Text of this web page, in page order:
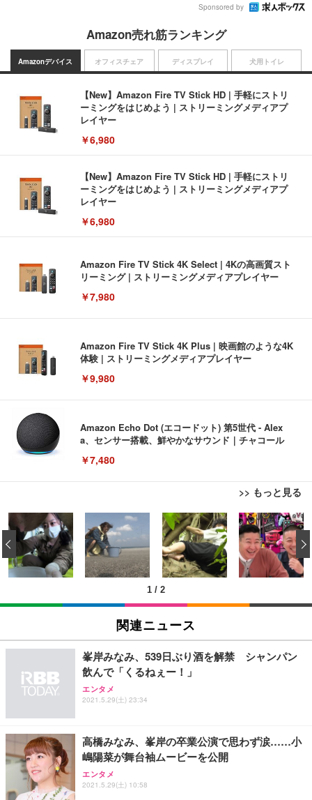
Sponsored by
Amazon売れ筋ランキング
Amazonデバイス
【New】Amazon Fire TV Stick HD | 手軽にストリ
ーミングをはじめよう | ストリーミングメディアプ
レイヤー
￥6,980
【New】Amazon Fire TV Stick HD | 手軽にストリ
ーミングをはじめよう | ストリーミングメディアプ
レイヤー
￥6,980
Amazon Fire TV Stick 4K Select | 4Kの高画質スト
リーミング | ストリーミングメディアプレイヤー
￥7,980
Amazon Fire TV Stick 4K Plus | 映画館のような4K
体験 | ストリーミングメディアプレイヤー
￥9,980
Amazon Echo Dot (エコードット) 第5世代 - Alex
a、センサー搭載、鮮やかなサウンド｜チャコール
￥7,480
>> もっと見る
オフィスチェア
[EdoErgo] オフィスチェア 椅子 テレワーク 疲れな
い 跳ね上げ式アームレスト コンパクト 約105度ロッ
キング pc 事務椅子 360度回転 座面昇降 強化ナイロ
ン樹脂ベース 通気性メッシュ 在宅ワーク H-WY01
(黒網+黒枠+黒足)
￥5,699
SIHOO B100 オフィスチェア／デスクチェア メッシ
ュチェア 人間工学 疲れない ブラック
￥27,999
Sezlife オフィスチェア デスクチェア 疲れない テレ
ワーク チェア 強化バックレスト 30度ロッキング機
能 人間工学 椅子 腰サポート 90度跳ね上げ式アーム
ョン PCチェア 通気性メッシュ ゲーミング/勉強/事
務用 おしゃれ パソコンチェア (ブラック)
Sezlife オフィスチェア デスクチェア 疲れない テレ
ワーク チェア 強化バックレスト 30度ロッキング機
能 人間工学 椅子 腰サポート 90度跳ね上げ式アーム
ディスプレイ
EIZO ビジネス向けプレミアムモニター | FlexScan
EV3240X-WT | 31.5型4K UHD・USB Type-C・ホワ
イト
￥105,595
EIZO ビジネス向けプレミアムモニター | FlexScan
【純正品】27"ゲーミングモニター DualSense 充電
フック付き（CFI-ZDM1J）
【整備済み品】Dell E2724HS 27インチ 液晶モニタ
ー フルHD（1920×1080）VA 非光沢 HDMI/DisplayP
ort/VGA スピーカー内蔵 高さ調整 スイベル VESA対
犬用トイレ
Amazonベーシック ペットシーツ 薄型 レギュラー 1
回使い捨て 無香料 ホワイト 300枚
￥3,373
Amazonベーシック ペットシーツ 厚型 ワイド 42枚
x2袋(84枚) ホワイト(吸収面:ライトブルー)
￥3,234
ネオ・ルーライフ ネオ・オムツ L 中型犬用 26枚入
り 単品
Smart Basic(スマートベーシック) 【Amazon.co.jp
限定】 Smart Basic アイリスオーヤマ ペットシーツ
超厚型 お徳用 ワイド 100枚入 (x 1) (ケース販売)
1 / 2
‹
関連ニュース
峯岸みなみ、539日ぶり酒を解禁 シャンパン
飲んで「くるねぇー！」
エンタメ
2021.5.29(土) 23:34
高橋みなみ、峯岸の卒業公演で思わず涙……小
嶋陽菜が舞台袖ムービーを公開
エンタメ
2021.5.29(土) 10:58